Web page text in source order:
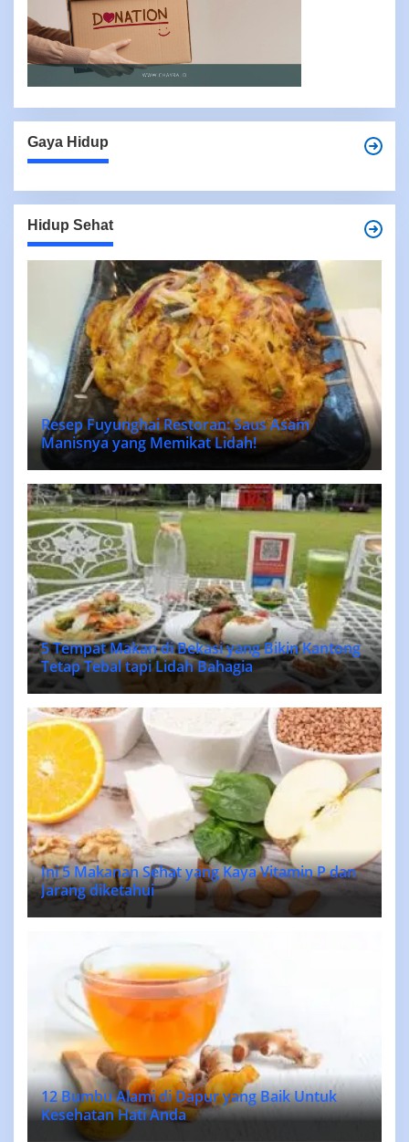
Gaya Hidup
Hidup Sehat
Resep Fuyunghai Restoran: Saus Asam
Manisnya yang Memikat Lidah!
5 Tempat Makan di Bekasi yang Bikin Kantong
Tetap Tebal tapi Lidah Bahagia
Ini 5 Makanan Sehat yang Kaya Vitamin P dan
Jarang diketahui
12 Bumbu Alami di Dapur yang Baik Untuk
Kesehatan Hati Anda